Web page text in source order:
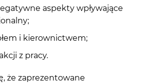
aspekty wpływające
i kierownictwem;
z pracy.
że zaprezentowane